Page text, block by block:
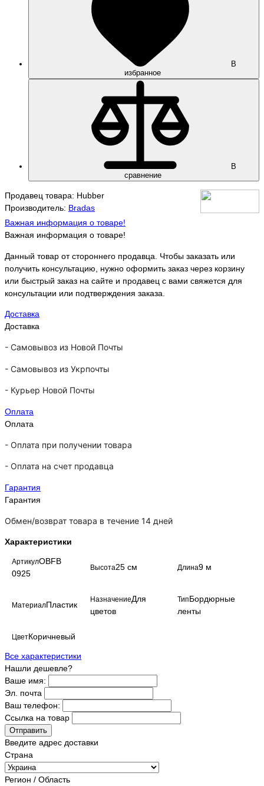
В
избранное
В
сравнение
Продавец товара: Hubber
Производитель: Bradas
Важная информация о товаре!
Важная информация о товаре!
Данный товар от стороннего продавца. Чтобы заказать или
получить консультацию, нужно оформить заказ через корзину
или быстрый заказ на сайте и продавец с вами свяжется для
консультации или подтверждения заказа.
Доставка
Доставка
- Самовывоз из Новой Почты
- Самовывоз из Укрпочты
- Курьер Новой Почты
Оплата
Оплата
- Оплата при получении товара
- Оплата на счет продавца
Гарантия
Гарантия
Обмен/возврат товара в течение 14 дней
Характеристики
АртикулOBFB
0925
Высота25 см Длина9 м
МатериалПластик
НазначениеДля
цветов
ТипБордюрные
ленты
ЦветКоричневый
Все характеристики
Нашли дешевле?
Ваше имя:
Эл. почта
Ваш телефон:
Ссылка на товар
Отправить
Введите адрес доставки
Страна
Регион / Область